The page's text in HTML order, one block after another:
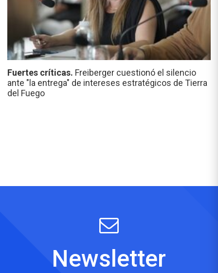
Fuertes críticas. Freiberger cuestionó el silencio
ante "la entrega" de intereses estratégicos de Tierra
del Fuego
Newsletter